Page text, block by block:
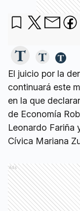
El juicio por la
continuará este
en la que
de Economía
Leonardo Fariña
Cívica Mariana
Ads